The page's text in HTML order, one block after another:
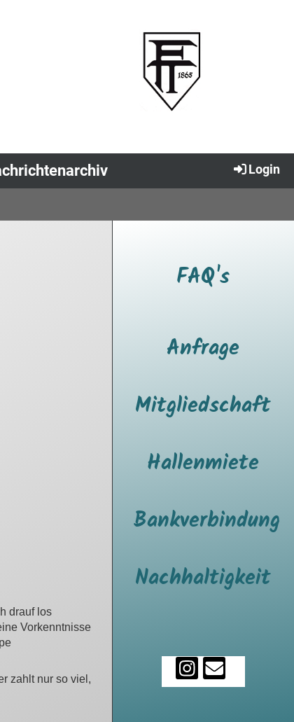
Login
drauf los
Vorkenntnisse
zahlt nur so viel,
FAQ's
Anfrage
Mitgliedschaft
Hallenmiete
Bankverbindung
Nachhaltigkeit